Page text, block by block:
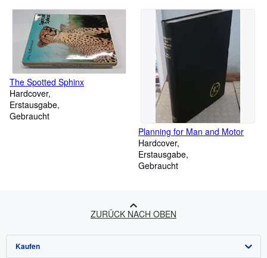
The Spotted Sphinx
Hardcover
Erstausgabe
Gebraucht
Planning for Man and Motor
Hardcover
Erstausgabe
Gebraucht
ZURÜCK NACH OBEN
Kaufen